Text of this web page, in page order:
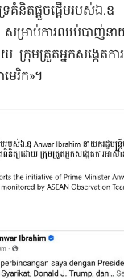
ទ្រគំនិតផ្តួចផ្តើមរប
សម្រាប់ការឈប់បាញ់ន
ក្រុមត្រួតអ្នកសង្កេត
េរិក»។